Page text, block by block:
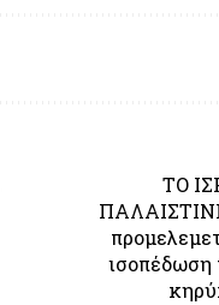
ΤΟ
ισοπέδωση